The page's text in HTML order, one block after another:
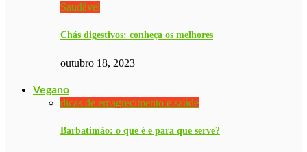
Saudável
Chás digestivos: conheça os melhores
outubro 18, 2023
Vegano
dicas de emagrecimento e saúde
Barbatimão: o que é e para que serve?